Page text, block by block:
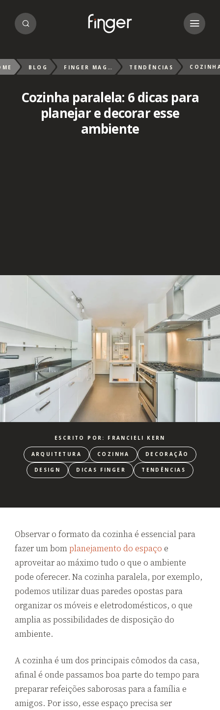
BLOG FINGER MAGAZIN TENDÊNCIAS
Cozinha paralela: 6 dicas para
planejar e decorar esse
ambiente
ESCRITO POR: FRANCIELI KERN
ARQUITETURA COZINHA DECORAÇÃO
DESIGN DICAS FINGER TENDÊNCIAS
Observar o formato da cozinha é essencial para
fazer um bomplanejamento do espaço e
aproveitar ao máximo tudo o que o ambiente
pode oferecer. Na cozinha paralela, por exemplo,
podemos utilizar duas paredes opostas para
organizar os móveis e eletrodomésticos, o que
amplia as possibilidades de disposição do
ambiente.
A cozinha é um dos principais cômodos da casa,
afinal é onde passamos boa parte do tempo para
preparar refeições saborosas para a família e
amigos. Por isso, esse espaço precisa ser